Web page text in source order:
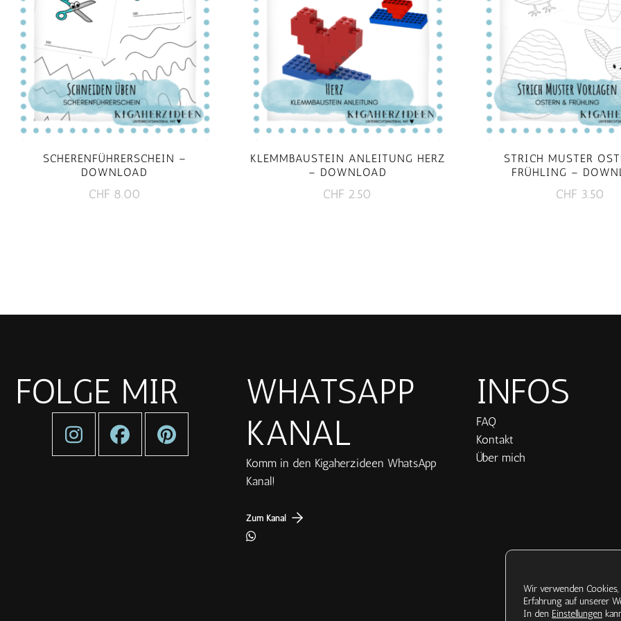
SCHERENFÜHRERSCHEIN –
DOWNLOAD
CHF 8.00
KLEMMBAUSTEIN ANLEITUNG HERZ
– DOWNLOAD
CHF 2.50
STRICH MUSTER
FRÜHLING –
CHF 3.50
FOLGE MIR
WHATSAPP
KANAL
Komm in den Kigaherzideen WhatsApp
Kanal!
Zum Kanal
INFOS
FAQ
Kontakt
Über mich
Wir verwenden
Erfahrung auf unserer
In den Einstellungen